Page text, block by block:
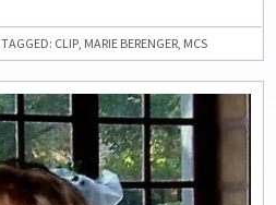
TAGGED: CLIP MARIE BERENGER MCS